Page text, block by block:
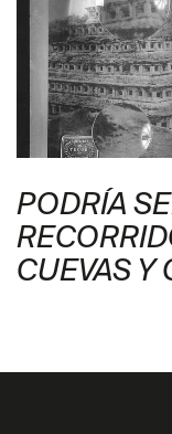
PODRÍA
CUEVAS Y